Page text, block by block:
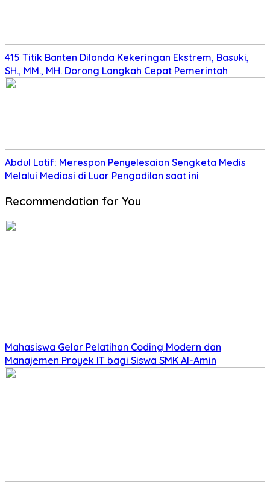
415 Titik Banten Dilanda Kekeringan Ekstrem, Basuki,
SH., MM., MH. Dorong Langkah Cepat Pemerintah
Abdul Latif: Merespon Penyelesaian Sengketa Medis
Melalui Mediasi di Luar Pengadilan saat ini
Recommendation for You
Mahasiswa Gelar Pelatihan Coding Modern dan
Manajemen Proyek IT bagi Siswa SMK Al-Amin